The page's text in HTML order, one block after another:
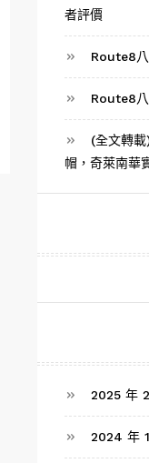
者評價
Route8
Route8
(全文轉
帽，奇萊南華
2025 年
2024 年